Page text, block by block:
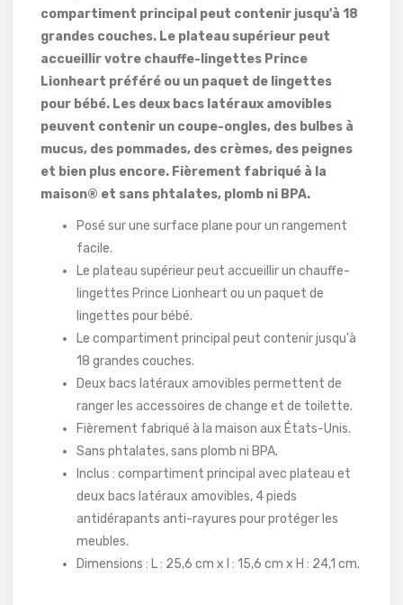
compartiment principal peut contenir jusqu'à 18
grandes couches. Le plateau supérieur peut
accueillir votre chauffe-lingettes Prince
Lionheart préféré ou un paquet de lingettes
pour bébé. Les deux bacs latéraux amovibles
peuvent contenir un coupe-ongles, des bulbes à
mucus, des pommades, des crèmes, des peignes
et bien plus encore. Fièrement fabriqué à la
maison® et sans phtalates, plomb ni BPA.
Posé sur une surface plane pour un rangement
facile.
Le plateau supérieur peut accueillir un chauffe-
lingettes Prince Lionheart ou un paquet de
lingettes pour bébé.
Le compartiment principal peut contenir jusqu'à
18 grandes couches.
Deux bacs latéraux amovibles permettent de
ranger les accessoires de change et de toilette.
Fièrement fabriqué à la maison aux États-Unis.
Sans phtalates, sans plomb ni BPA.
Inclus : compartiment principal avec plateau et
deux bacs latéraux amovibles, 4 pieds
antidérapants anti-rayures pour protéger les
meubles.
Dimensions : L : 25,6 cm x l : 15,6 cm x H : 24,1 cm.